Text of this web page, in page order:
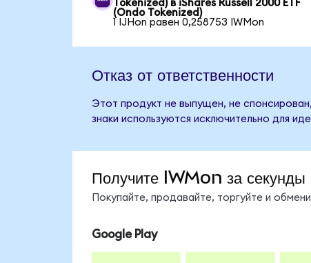
Tokenized) в iShares Russell 2000 ETF
(Ondo Tokenized)
1 IJHon равен 0,258753 IWMon
Отказ от ответственности
Этот продукт не выпущен, не
знаки используются исключительно для
Получите IWMon за секунды
Покупайте, продавайте, торгуйте и
Google Play